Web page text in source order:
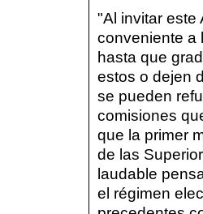
"Al invitar este
conveniente a
hasta que
estos o dejen
se pueden
comisiones
que la primer
de las
laudable
el régimen